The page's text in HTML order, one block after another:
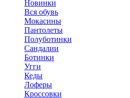
Новинки
Вся обувь
Мокасины
Пантолеты
Полуботинки
Сандалии
Ботинки
Угги
Кеды
Лоферы
Кроссовки